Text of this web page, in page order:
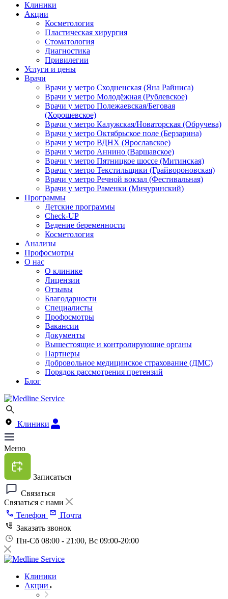
Клиники
Акции
Косметология
Пластическая хирургия
Стоматология
Диагностика
Привилегии
Услуги и цены
Врачи
Врачи у метро Сходненская (Яна Райниса)
Врачи у метро Молодёжная (Рублевское)
Врачи у метро Полежаевская/Беговая
(Хорошевское)
Врачи у метро Калужская/Новаторская (Обручева)
Врачи у метро Октябрьское поле (Берзарина)
Врачи у метро ВДНХ (Ярославское)
Врачи у метро Аннино (Варшавское)
Врачи у метро Пятницкое шоссе (Митинская)
Врачи у метро Текстильщики (Грайвороновская)
Врачи у метро Речной вокзал (Фестивальная)
Врачи у метро Раменки (Мичуринский)
Программы
Детские программы
Check-UP
Ведение беременности
Косметология
Анализы
Профосмотры
О нас
О клинике
Лицензии
Отзывы
Благодарности
Специалисты
Профосмотры
Вакансии
Документы
Вышестоящие и контролирующие органы
Партнеры
Добровольное медицинское страхование (ДМС)
Порядок рассмотрения претензий
Блог
Клиники
Меню
Записаться
Связаться
Связаться с нами
Телефон
Почта
Заказать звонок
Пн-Сб 08:00 - 21:00, Вс 09:00-20:00
Клиники
Акции